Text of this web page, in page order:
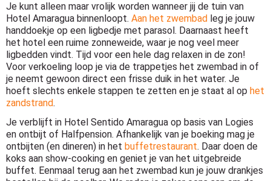
Je kunt alleen maar vrolijk worden wanneer jij de tuin van
Hotel Amaragua binnenloopt. Aan het zwembad leg je jouw
handdoekje op een ligbedje met parasol. Daarnaast heeft
het hotel een ruime zonneweide, waar je nog veel meer
ligbedden vindt. Tijd voor een hele dag relaxen in de zon!
Voor verkoeling loop je via de trappetjes het zwembad in of
je neemt gewoon direct een frisse duik in het water. Je
hoeft slechts enkele stappen te zetten en je staat al op het
zandstrand.
Je verblijft in Hotel Sentido Amaragua op basis van Logies
en ontbijt of Halfpension. Afhankelijk van je boeking mag je
ontbijten (en dineren) in het buffetrestaurant. Daar doen de
koks aan show-cooking en geniet je van het uitgebreide
buffet. Eenmaal terug aan het zwembad kun je jouw drankjes